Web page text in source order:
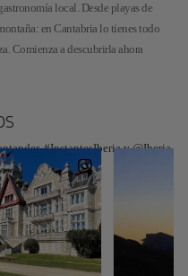
local. Desde playas de
en Cantabria lo tienes todo
Comienza a descubrirla ahora
#InstantesIberia y @Iberia